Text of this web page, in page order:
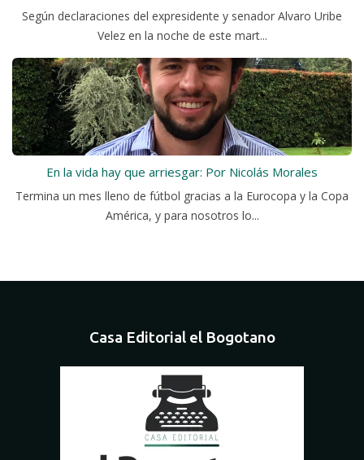
Según declaraciones del expresidente y senador Alvaro Uribe
Velez en la noche de este mart...
En la vida hay que arriesgar: Por Nicolás Morales
Termina un mes lleno de fútbol gracias a la Eurocopa y la Copa
América, y para nosotros lo...
Casa Editorial el Bogotano